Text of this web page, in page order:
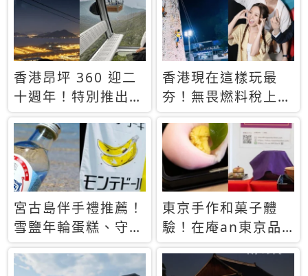
休才去圓夢 (附8.5
萬次下載峇里島地
圖)😍
支援中文
香港昂坪 360 迎二
十週年！特別推出
「夜間纜車」，輕旅
行帶你搶先揭秘台灣
專屬禮遇
香港現在這樣玩最
夯！無畏燃料稅上
漲，現在買自由行只
要8888元起
宮古島伴手禮推薦！
雪鹽年輪蛋糕、守護
君餅乾，10款必買
清單
東京手作和菓子體
驗！在庵an東京品
味本格派日本茶道